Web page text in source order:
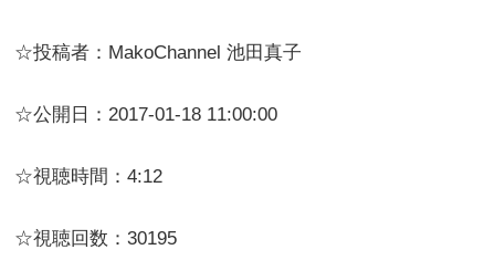
☆投稿者：MakoChannel 池田真子
☆公開日：2017-01-18 11:00:00
☆視聴時間：4:12
☆視聴回数：30195